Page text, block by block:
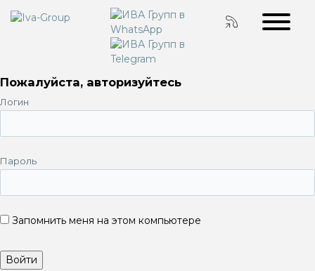
Пожалуйста, авторизуйтесь
Логин
Пароль
Запомнить меня на этом компьютере